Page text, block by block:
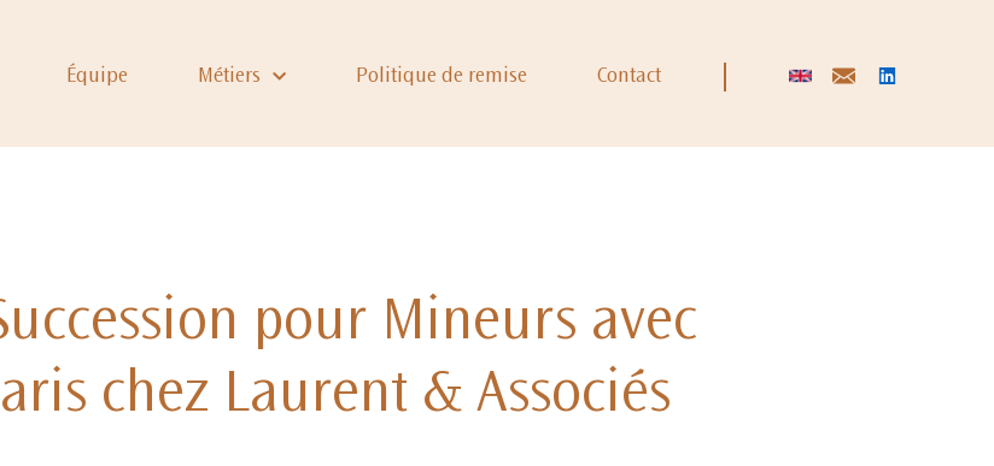
Équipe Métiers Politique de remise Contact
pour Mineurs avec
chez Laurent & Associés